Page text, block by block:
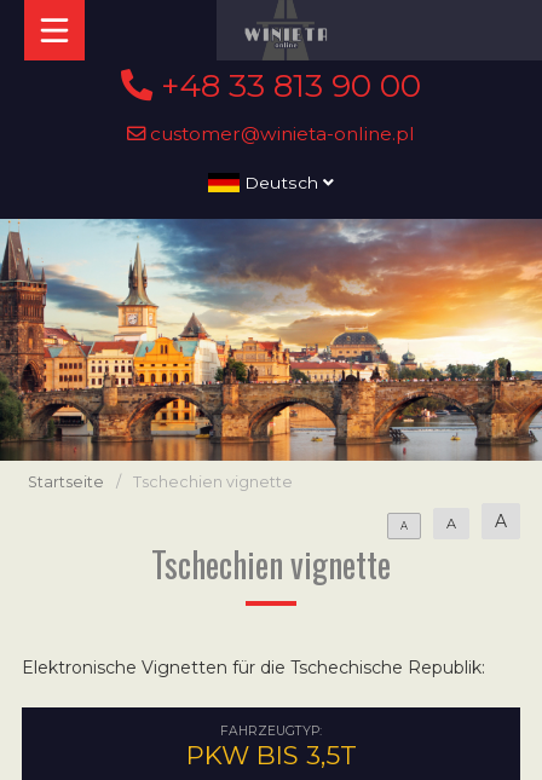
+48 33 813 90 00
customer@winieta-online.pl
Deutsch
Startseite / Tschechien vignette
A A A
Tschechien vignette
Elektronische Vignetten für die Tschechische Republik:
FAHRZEUGTYP:
PKW BIS 3,5T